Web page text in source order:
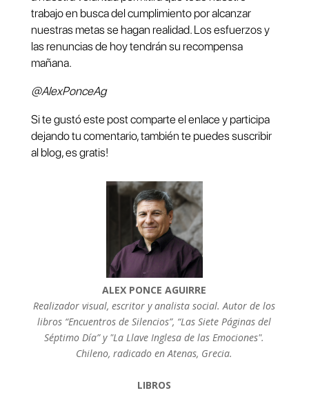
trabajo en busca del cumplimiento por alcanzar
nuestras metas se hagan realidad. Los esfuerzos y
las renuncias de hoy tendrán su recompensa
mañana.
@AlexPonceAg
Si te gustó este post comparte el enlace y participa
dejando tu comentario, también te puedes suscribir
al blog, es gratis!
ALEX PONCE AGUIRRE
Realizador visual, escritor y analista social. Autor de los
libros “Encuentros de Silencios”, “Las Siete Páginas del
Séptimo Día” y "La Llave Inglesa de las Emociones".
Chileno, radicado en Atenas, Grecia.
LIBROS